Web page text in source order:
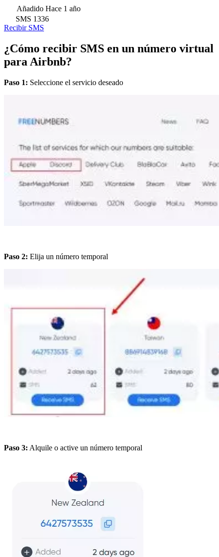
Añadido Hace 1 año
SMS 1336
Recibir SMS
¿Cómo recibir SMS en un número virtual
para Airbnb?
Paso 1: Seleccione el servicio deseado
Paso 2: Elija un número temporal
Paso 3: Alquile o active un número temporal